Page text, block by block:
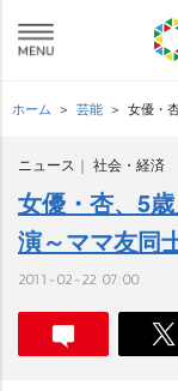
ホーム 芸能 女優・
ニュース 社会・経済
女優・杏、5
演～ママ友同
2011-02-22 07:00